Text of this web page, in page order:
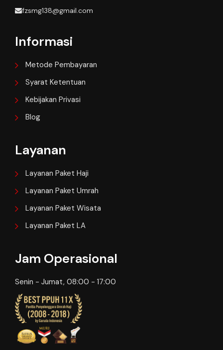
fzsmg138@gmail.com
Informasi
Metode Pembayaran
Syarat Ketentuan
Kebijakan Privasi
Blog
Layanan
Layanan Paket Haji
Layanan Paket Umrah
Layanan Paket Wisata
Layanan Paket LA
Jam Operasional
Senin - Jumat, 08:00 - 17:00